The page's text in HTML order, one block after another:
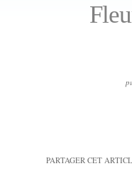
PARTAGER CET